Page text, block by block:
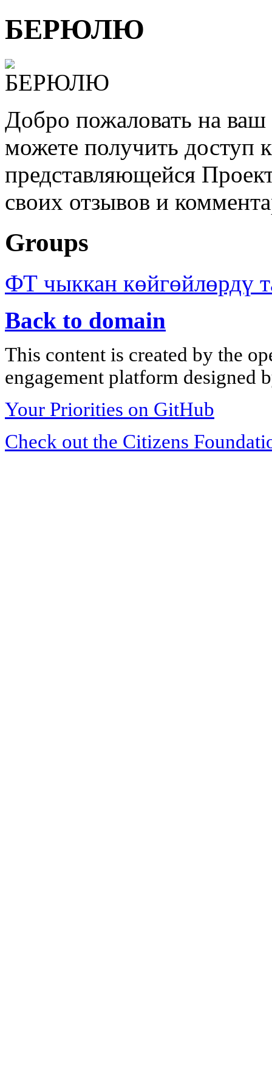
БЕРЮЛЮ
Добро пожаловать на
можете получить доступ
представляющейся
своих отзывов и
Groups
ФТ чыккан көйгөйлөрдү
Back to domain
This content is created by the
engagement platform designed
Your Priorities on GitHub
Check out the Citizens